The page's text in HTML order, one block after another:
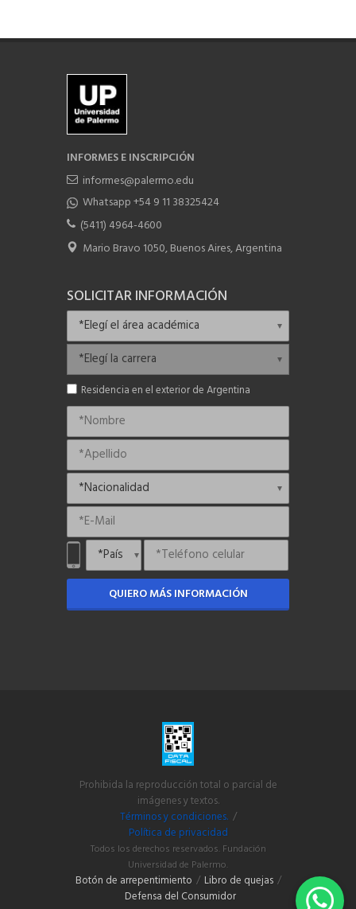
INFORMES E INSCRIPCIÓN
informes@palermo.edu
Whatsapp +54 9 11 38325424
(5411) 4964-4600
Mario Bravo 1050, Buenos Aires, Argentina
SOLICITAR INFORMACIÓN
Residencia en el exterior de Argentina
QUIERO MÁS INFORMACIÓN
Prohibida la reproducción total o parcial de
imágenes y textos.
Términos y condiciones. /
Política de privacidad
Todos los derechos reservados. Fundación
Universidad de Palermo.
Botón de arrepentimiento / Libro de quejas /
Defensa del Consumidor